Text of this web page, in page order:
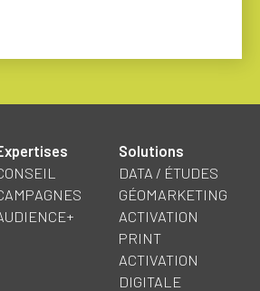
Solutions
DATA / ÉTUDES
GÉOMARKETING
ACTIVATION
PRINT
ACTIVATION
DIGITALE